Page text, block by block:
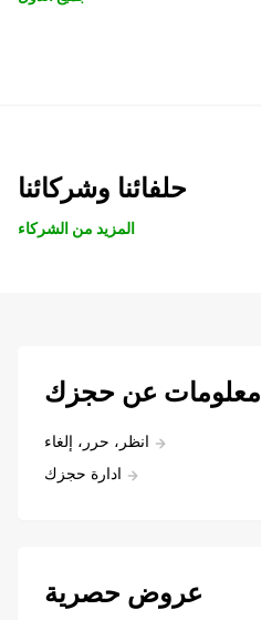
حلفائنا وشركائنا
المزيد من الشركاء
معلومات عن حجزك
انظر، حرر، إلغاء
ادارة حجزك
عروض حصرية